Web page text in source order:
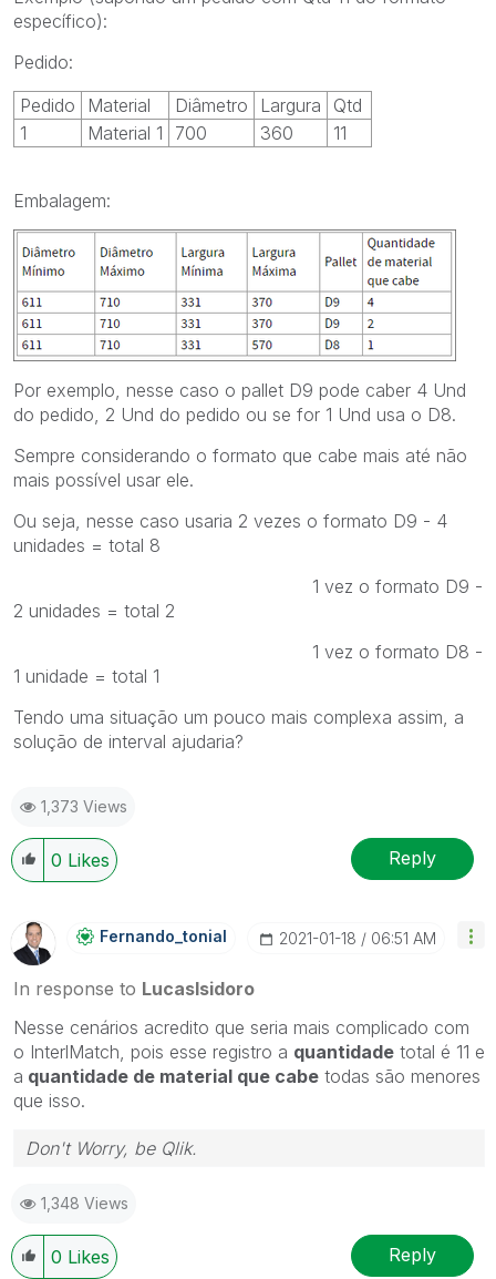
específico):
Pedido:
Pedido
Material Diâmetro Largura
Qtd
1
Material 1 700 360 11
Embalagem:
Por exemplo, nesse caso o pallet D9 pode caber 4 Und
do pedido, 2 Und do pedido ou se for 1 Und usa o D8.
Sempre considerando o formato que cabe mais até não
mais possível usar ele.
Ou seja, nesse caso usaria 2 vezes o formato D9 - 4
unidades = total 8
1 vez o formato D9 -
2 unidades = total 2
1 vez o formato D8 -
1 unidade = total 1
Tendo uma situação um pouco mais complexa assim, a
solução de interval ajudaria?
1,373 Views
0 Likes Reply
Fernando_tonial ‎2021-01-18 06:51 AM
In response to LucasIsidoro
Nesse cenários acredito que seria mais complicado com
o InterlMatch, pois esse registro a quantidade total é 11 e
a quantidade de material que cabe todas são menores
que isso.
Don't Worry, be Qlik.
1,348 Views
0 Likes Reply